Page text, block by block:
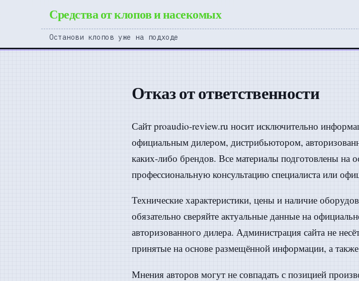
Средства от клопов и насекомых
Останови клопов уже на подходе
Отказ от ответственности
Сайт proaudio-review.ru носит исключительно
официальным дилером, дистрибьютором,
каких-либо брендов. Все материалы подготовлены на
профессиональную консультацию специалиста или
Технические характеристики, цены и наличие
обязательно сверяйте актуальные данные на
авторизованного дилера. Администрация сайта не
принятые на основе размещённой информации, а
Мнения авторов могут не совпадать с позицией